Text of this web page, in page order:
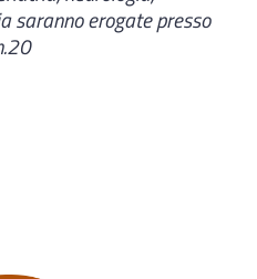
saranno erogate presso